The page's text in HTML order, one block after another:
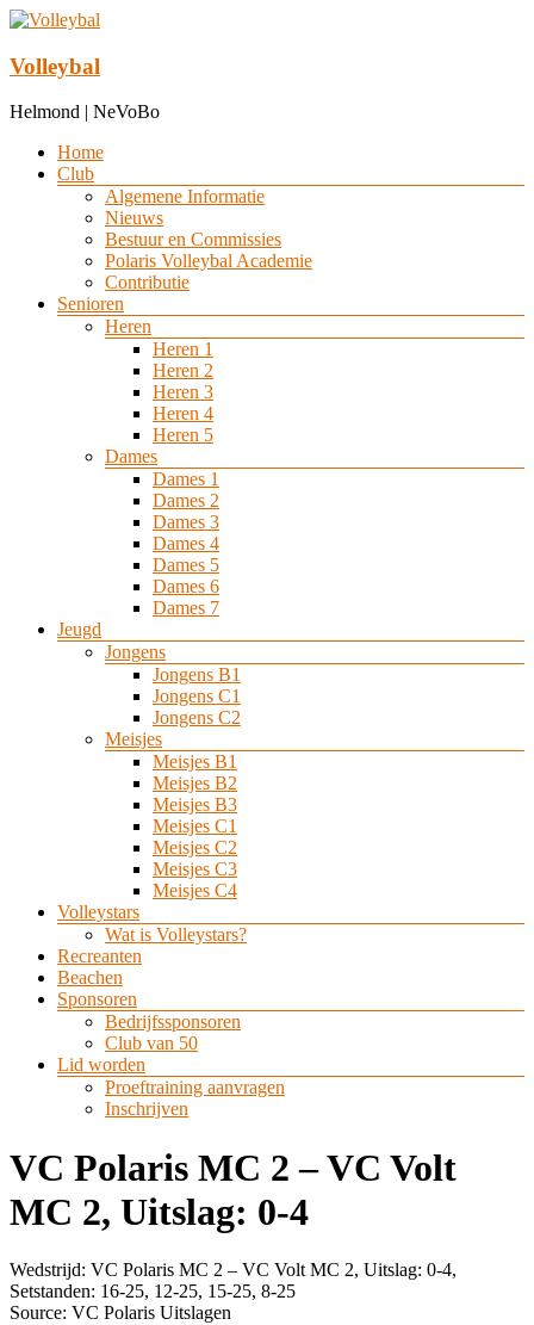
Ga
de
inhoud
Volleybal
Helmond | NeVoBo
Menu
Home
Club
Algemene Informatie
Nieuws
Bestuur en Commissies
Polaris Volleybal Academie
Contributie
Senioren
Heren
Heren 1
Heren 2
Heren 3
Heren 4
Heren 5
Dames
Dames 1
Dames 2
Dames 3
Dames 4
Dames 5
Dames 6
Dames 7
Jeugd
Jongens
Jongens B1
Jongens C1
Jongens C2
Meisjes
Meisjes B1
Meisjes B2
Meisjes B3
Meisjes C1
Meisjes C2
Meisjes C3
Meisjes C4
Volleystars
Wat is Volleystars?
Recreanten
Beachen
Sponsoren
Bedrijfssponsoren
Club van 50
Lid worden
Proeftraining aanvragen
Inschrijven
VC Polaris MC 2 – VC Volt
MC 2, Uitslag: 0-4
Wedstrijd: VC Polaris MC 2 – VC Volt MC 2, Uitslag: 0-4,
Setstanden: 16-25, 12-25, 15-25, 8-25
Source: VC Polaris Uitslagen